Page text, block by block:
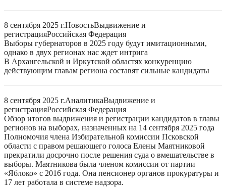
8 сентября 2025 г.НовостьВыдвижение и
регистрацияРоссийская Федерация
Выборы губернаторов в 2025 году будут имитационными,
однако в двух регионах нас ждет интрига
В Архангельской и Иркутской областях конкуренцию
действующим главам региона составят сильные кандидаты
8 сентября 2025 г.АналитикаВыдвижение и
регистрацияРоссийская Федерация
Обзор итогов выдвижения и регистрации кандидатов в главы
регионов на выборах, назначенных на 14 сентября 2025 года
Полномочия члена Избирательной комиссии Псковской
области с правом решающего голоса Елены Маятниковой
прекратили досрочно после решения суда о вмешательстве в
выборы. Маятникова была членом комиссии от партии
«Яблоко» с 2016 года. Она пенсионер органов прокуратуры и
17 лет работала в системе надзора.